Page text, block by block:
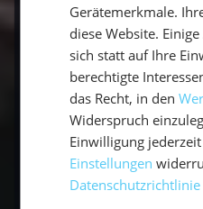
Nachhaltig reisen für
Gerätemerkmale.
diese Website.
sich statt auf Ihre
berechtigte
das Recht, in den
Widerspruch
Einwilligung
Einstellungen
Datenschutzrichtlinie